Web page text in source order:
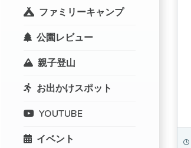
ファミリーキャンプ
公園レビュー
親子登山
お出かけスポット
YOUTUBE
イベント